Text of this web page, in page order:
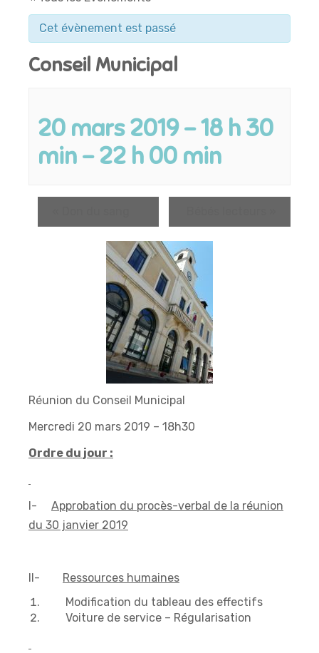
Cet évènement est passé
Conseil Municipal
20 mars 2019 - 18 h 30
min-22 h 00 min
Réunion du Conseil Municipal
Mercredi 20 mars 2019 – 18h30
Ordre du jour :
I- Approbation du procès-verbal de la réunion
du 30 janvier 2019
II- Ressources humaines
Modification du tableau des effectifs
Voiture de service – Régularisation